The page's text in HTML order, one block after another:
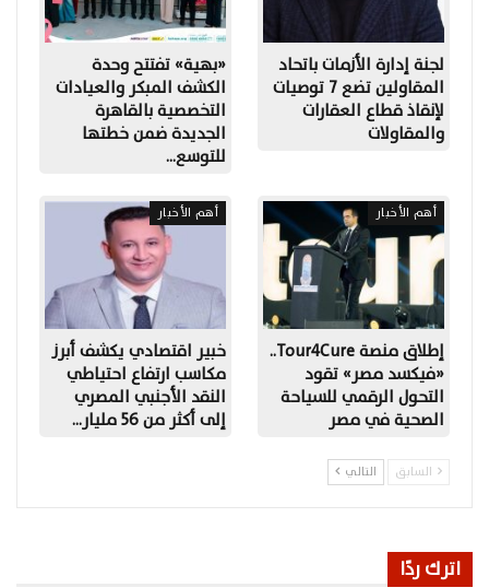
لجنة إدارة الأزمات باتحاد
المقاولين تضع 7 توصيات
لإنقاذ قطاع العقارات
والمقاولات
«بهية» تفتتح وحدة
الكشف المبكر والعيادات
التخصصية بالقاهرة
الجديدة ضمن خطتها
للتوسع…
أهم الأخبار
إطلاق منصة Tour4Cure..
«فيكسد مصر» تقود
التحول الرقمي للسياحة
الصحية في مصر
أهم الأخبار
خبير اقتصادي يكشف أبرز
مكاسب ارتفاع احتياطي
النقد الأجنبي المصري
إلى أكثر من 56 مليار…
السابق التالي
اترك ردًا